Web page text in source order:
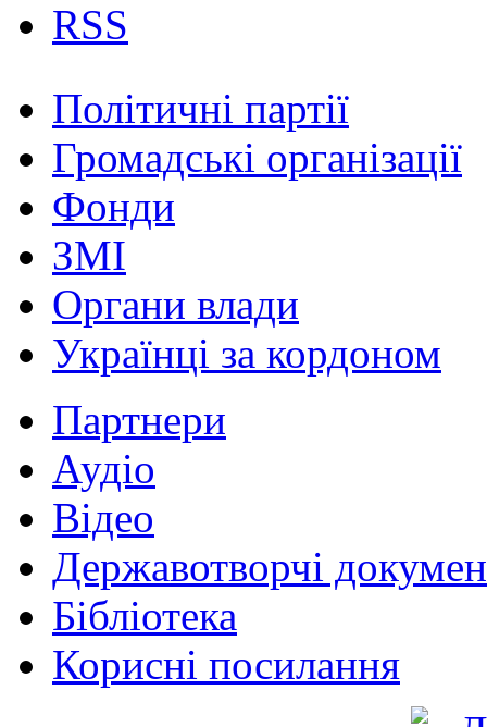
RSS
Політичні партії
Громадські організації
Фонди
ЗМІ
Органи влади
Українці за кордоном
Партнери
Аудіо
Відео
Державотворчі
Бібліотека
Корисні посилання